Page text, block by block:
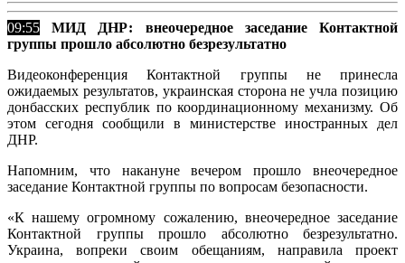
09:55
МИД ДНР: внеочередное заседание Контактной
группы прошло абсолютно безрезультатно
Видеоконференция Контактной группы не принесла
ожидаемых результатов, украинская сторона не учла позицию
донбасских республик по координационному механизму. Об
этом сегодня сообщили в министерстве иностранных дел
ДНР.
Напомним, что накануне вечером прошло внеочередное
заседание Контактной группы по вопросам безопасности.
«К нашему огромному сожалению, внеочередное заседание
Контактной группы прошло абсолютно безрезультатно.
Украина, вопреки своим обещаниям, направила проект